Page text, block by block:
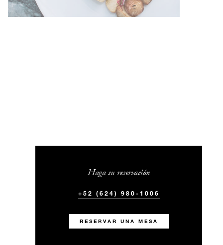
Haga su reservación
+52 (624) 980-1006
RESERVAR UNA MESA